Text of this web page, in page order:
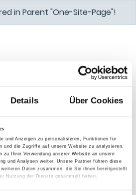
Details Über Cookies
und Anzeigen zu personalisieren, Funktionen für
und die Zugriffe auf unsere Website zu analysieren.
zu Ihrer Verwendung unserer Website an unsere
und Analysen weiter. Unsere Partner führen diese
Daten zusammen, die Sie ihnen bereitgestellt
Nutzung der Dienste gesammelt haben.
in Parent "One-Site-Page"!